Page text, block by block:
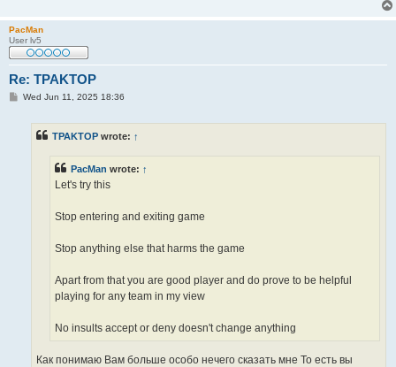
PacMan
User lv5
Re: TPAKTOP
PWed Jun 11, 2025 18:36
TPAKTOP wrote: ↑
PacMan wrote: ↑
Let's try this
Stop entering and exiting game
Stop anything else that harms the game
Apart from that you are good player and do prove to be helpful
playing for any team in my view
No insults accept or deny doesn't change anything
Как понимаю Вам больше особо нечего сказать мне То есть вы